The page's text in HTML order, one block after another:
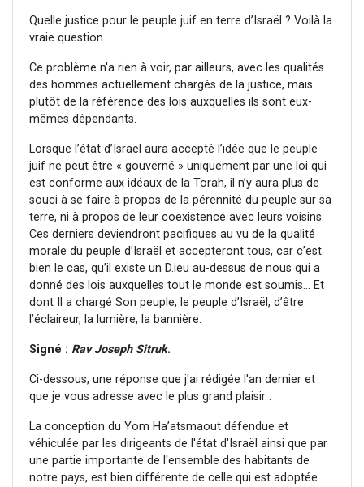
Quelle justice pour le peuple juif en terre d’Israël ? Voilà la
vraie question.
Ce problème n'a rien à voir, par ailleurs, avec les qualités
des hommes actuellement chargés de la justice, mais
plutôt de la référence des lois auxquelles ils sont eux-
mêmes dépendants.
Lorsque l’état d’Israël aura accepté l’idée que le peuple
juif ne peut être « gouverné » uniquement par une loi qui
est conforme aux idéaux de la Torah, il n’y aura plus de
souci à se faire à propos de la pérennité du peuple sur sa
terre, ni à propos de leur coexistence avec leurs voisins.
Ces derniers deviendront pacifiques au vu de la qualité
morale du peuple d’Israël et accepteront tous, car c’est
bien le cas, qu’il existe un D.ieu au-dessus de nous qui a
donné des lois auxquelles tout le monde est soumis... Et
dont Il a chargé Son peuple, le peuple d’Israël, d’être
l’éclaireur, la lumière, la bannière.
Signé : Rav Joseph Sitruk.
Ci-dessous, une réponse que j'ai rédigée l'an dernier et
que je vous adresse avec le plus grand plaisir :
La conception du Yom Ha’atsmaout défendue et
véhiculée par les dirigeants de l'état d'Israël ainsi que par
une partie importante de l'ensemble des habitants de
notre pays, est bien différente de celle qui est adoptée